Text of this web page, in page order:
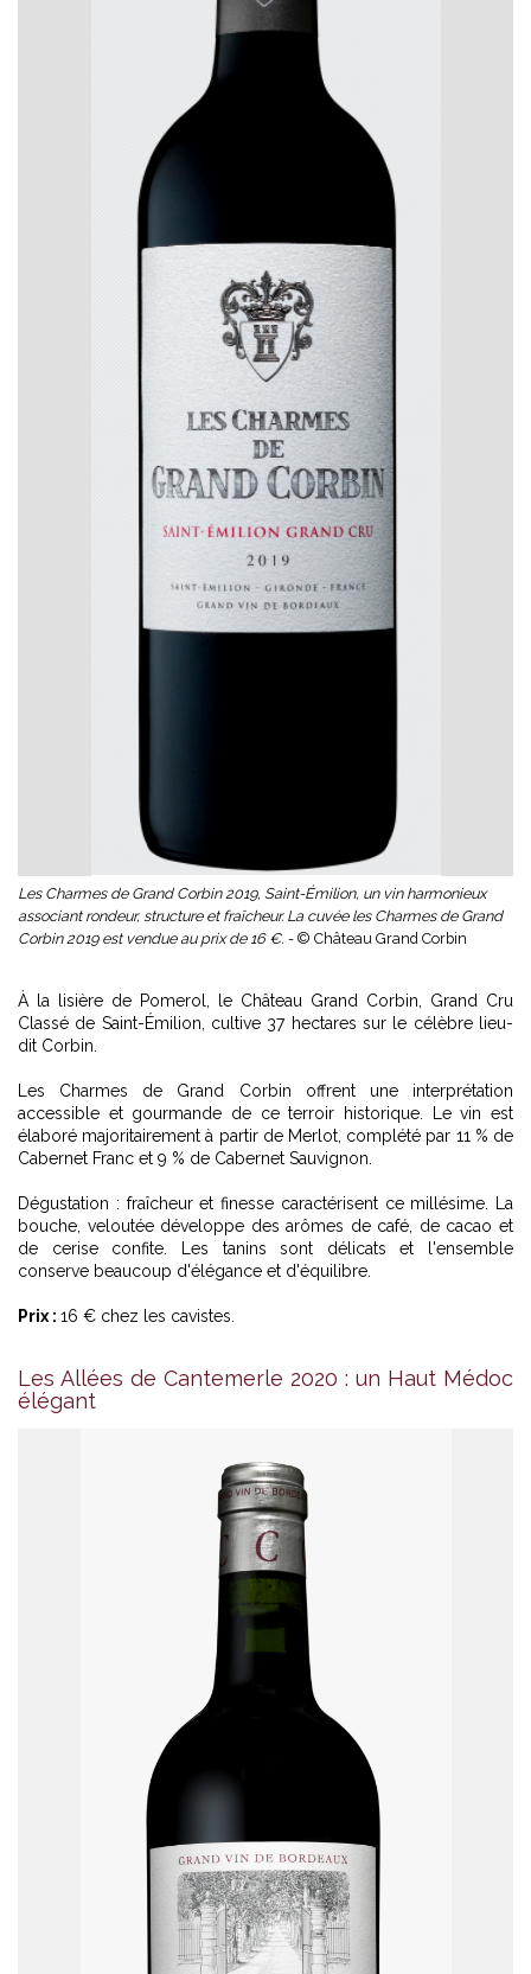
Les Charmes de Grand Corbin 2019, Saint-Émilion, un vin harmonieux
associant rondeur, structure et fraîcheur. La cuvée les Charmes de Grand
Corbin 2019 est vendue au prix de 16 €. - © Château Grand Corbin
À la lisière de Pomerol, le Château Grand Corbin, Grand Cru
Classé de Saint-Émilion, cultive 37 hectares sur le célèbre lieu-
dit Corbin.
Les Charmes de Grand Corbin offrent une interprétation
accessible et gourmande de ce terroir historique. Le vin est
élaboré majoritairement à partir de Merlot, complété par 11 % de
Cabernet Franc et 9 % de Cabernet Sauvignon.
Dégustation : fraîcheur et finesse caractérisent ce millésime. La
bouche, veloutée développe des arômes de café, de cacao et
de cerise confite. Les tanins sont délicats et l'ensemble
conserve beaucoup d'élégance et d'équilibre.
Prix : 16 € chez les cavistes.
Les Allées de Cantemerle 2020 : un Haut Médoc
élégant